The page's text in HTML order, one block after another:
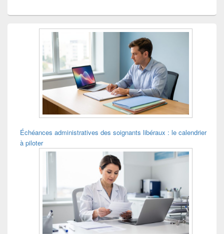
Échéances administratives des soignants libéraux : le calendrier
à piloter